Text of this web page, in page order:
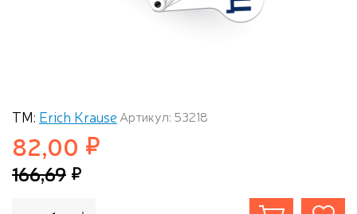
ТМ: Erich Krause Артикул: 53218
82,00
166,69